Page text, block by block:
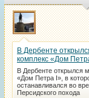
В Дербенте
комплекс «Дом
В Дербенте открылся
«Дом Петра I», в
останавливался во
Персидского похода